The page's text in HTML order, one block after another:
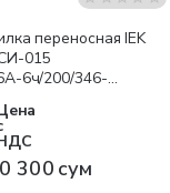
переносная IEK
015
6ч/200/346-
300 сум